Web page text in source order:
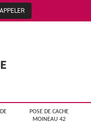
POSE DE CACHE
MOINEAU 42